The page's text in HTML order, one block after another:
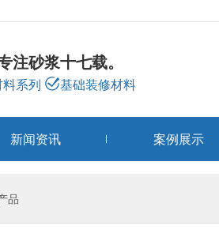
注砂浆十七载。
系列 基础装修材料
新闻资讯 案例展示
品